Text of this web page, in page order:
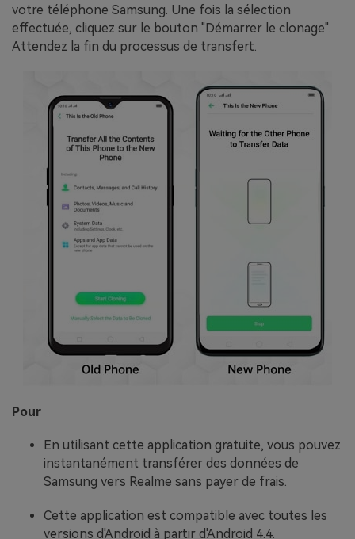
votre téléphone Samsung. Une fois la sélection
effectuée, cliquez sur le bouton "Démarrer le clonage".
Attendez la fin du processus de transfert.
Pour
En utilisant cette application gratuite, vous pouvez
instantanément transférer des données de
Samsung vers Realme sans payer de frais.
Cette application est compatible avec toutes les
versions d'Android à partir d'Android 4.4.